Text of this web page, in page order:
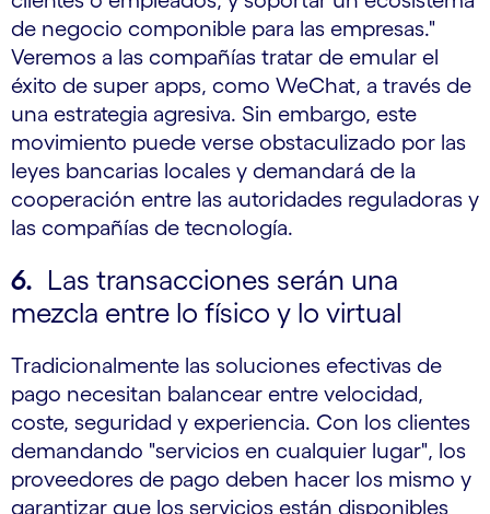
de negocio componible para las empresas."
Veremos a las compañías tratar de emular el
éxito de super apps, como WeChat, a través de
una estrategia agresiva. Sin embargo, este
movimiento puede verse obstaculizado por las
leyes bancarias locales y demandará de la
cooperación entre las autoridades reguladoras y
las compañías de tecnología.
6. Las transacciones serán una
mezcla entre lo físico y lo virtual
Tradicionalmente las soluciones efectivas de
pago necesitan balancear entre velocidad,
coste, seguridad y experiencia. Con los clientes
demandando "servicios en cualquier lugar", los
proveedores de pago deben hacer los mismo y
garantizar que los servicios están disponibles